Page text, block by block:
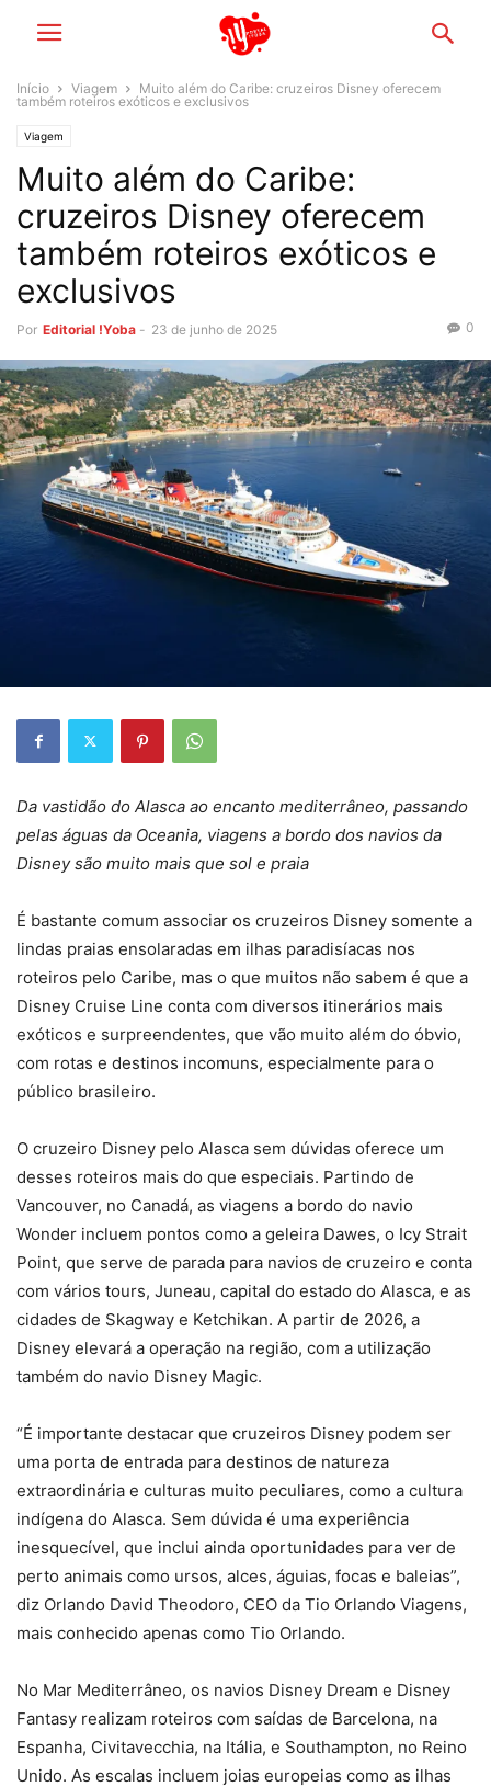
Início Viagem
Muito além do Caribe: cruzeiros Disney oferecem
também roteiros exóticos e exclusivos
Viagem
Muito além do Caribe:
cruzeiros Disney oferecem
também roteiros exóticos e
exclusivos
Por Editorial !Yoba - 23 de junho de 2025 0
Da vastidão do Alasca ao encanto mediterrâneo, passando
pelas águas da Oceania, viagens a bordo dos navios da
Disney são muito mais que sol e praia
É bastante comum associar os cruzeiros Disney somente a
lindas praias ensolaradas em ilhas paradisíacas nos
roteiros pelo Caribe, mas o que muitos não sabem é que a
Disney Cruise Line conta com diversos itinerários mais
exóticos e surpreendentes, que vão muito além do óbvio,
com rotas e destinos incomuns, especialmente para o
público brasileiro.
O cruzeiro Disney pelo Alasca sem dúvidas oferece um
desses roteiros mais do que especiais. Partindo de
Vancouver, no Canadá, as viagens a bordo do navio
Wonder incluem pontos como a geleira Dawes, o Icy Strait
Point, que serve de parada para navios de cruzeiro e conta
com vários tours, Juneau, capital do estado do Alasca, e as
cidades de Skagway e Ketchikan. A partir de 2026, a
Disney elevará a operação na região, com a utilização
também do navio Disney Magic.
“É importante destacar que cruzeiros Disney podem ser
uma porta de entrada para destinos de natureza
extraordinária e culturas muito peculiares, como a cultura
indígena do Alasca. Sem dúvida é uma experiência
inesquecível, que inclui ainda oportunidades para ver de
perto animais como ursos, alces, águias, focas e baleias”,
diz Orlando David Theodoro, CEO da Tio Orlando Viagens,
mais conhecido apenas como Tio Orlando.
No Mar Mediterrâneo, os navios Disney Dream e Disney
Fantasy realizam roteiros com saídas de Barcelona, na
Espanha, Civitavecchia, na Itália, e Southampton, no Reino
Unido. As escalas incluem joias europeias como as ilhas